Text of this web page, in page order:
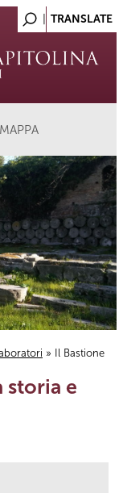
MAPPA
» Il Bastione
storia e